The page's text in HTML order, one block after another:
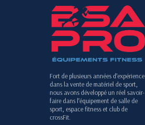
Fort de plusieurs années d’expérience
dans la vente de matériel de sport,
nous avons développé un réel savoir-
faire dans l’équipement de salle de
sport, espace fitness et club de
crossFit.